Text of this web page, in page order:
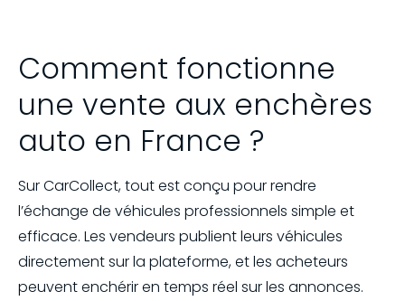
Comment fonctionne
une vente aux enchères
auto en France ?
Sur CarCollect, tout est conçu pour rendre
l’échange de véhicules professionnels simple et
efficace. Les vendeurs publient leurs véhicules
directement sur la plateforme, et les acheteurs
peuvent enchérir en temps réel sur les annonces.